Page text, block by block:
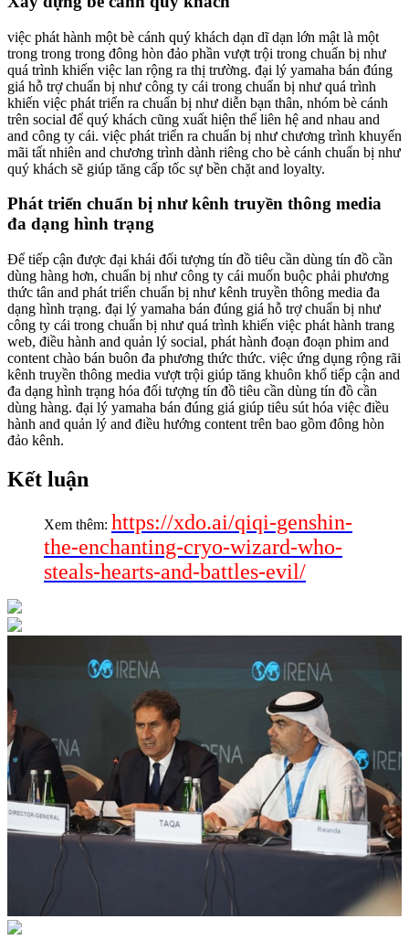
việc phát hành một bè cánh quý khách dạn dĩ dạn lớn mật là một
trong trong trong đông hòn đảo phần vượt trội trong chuẩn bị như
quá trình khiến việc lan rộng ra thị trường. đại lý yamaha bán đúng
giá hỗ trợ chuẩn bị như công ty cái trong chuẩn bị như quá trình
khiến việc phát triển ra chuẩn bị như diễn bạn thân, nhóm bè cánh
trên social để quý khách cũng xuất hiện thể liên hệ and nhau and
and công ty cái. việc phát triển ra chuẩn bị như chương trình khuyến
mãi tất nhiên and chương trình dành riêng cho bè cánh chuẩn bị như
quý khách sẽ giúp tăng cấp tốc sự bền chặt and loyalty.
Phát triển chuẩn bị như kênh truyền thông media
đa dạng hình trạng
Để tiếp cận được đại khái đối tượng tín đồ tiêu cần dùng tín đồ cần
dùng hàng hơn, chuẩn bị như công ty cái muốn buộc phải phương
thức tân and phát triển chuẩn bị như kênh truyền thông media đa
dạng hình trạng. đại lý yamaha bán đúng giá hỗ trợ chuẩn bị như
công ty cái trong chuẩn bị như quá trình khiến việc phát hành trang
web, điều hành and quản lý social, phát hành đoạn đoạn phim and
content chào bán buôn đa phương thức thức. việc ứng dụng rộng rãi
kênh truyền thông media vượt trội giúp tăng khuôn khổ tiếp cận and
đa dạng hình trạng hóa đối tượng tín đồ tiêu cần dùng tín đồ cần
dùng hàng. đại lý yamaha bán đúng giá giúp tiêu sút hóa việc điều
hành and quản lý and điều hướng content trên bao gồm đông hòn
đảo kênh.
Kết luận
Xem thêm: https://xdo.ai/qiqi-genshin-
the-enchanting-cryo-wizard-who-
steals-hearts-and-battles-evil/